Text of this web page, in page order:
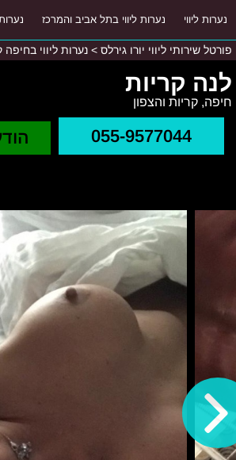
לנה קריות
חיפה, קריות והצפון
055-9577044
נערות ליווי נערות ליווי בתל אביב והמרכז
פורטל שירותי ליווי יורו גירלס > נערות ליווי בחיפה